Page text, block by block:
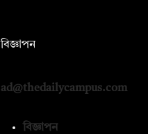
বিজ্ঞাপন
ad@thedailycampus.com
বিজ্ঞাপন